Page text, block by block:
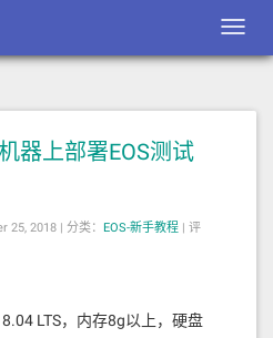
器上部署EOS测试
25, 2018 | 分类： EOS-新手教程 | 评
LTS，内存8g以上，硬盘